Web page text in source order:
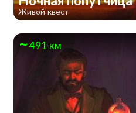
Живой квест
491 км